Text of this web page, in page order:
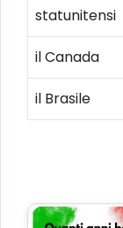
statunitensi
il Canada
il Brasile